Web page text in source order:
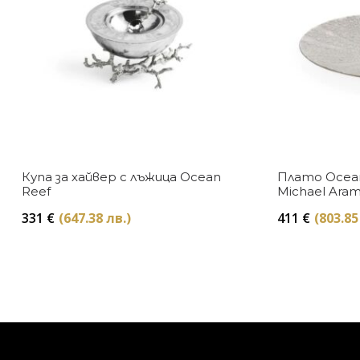
Купа за хайвер с лъжица Ocean
Reef
331 € (647.38 лв.)
Плато
Michael
411 €